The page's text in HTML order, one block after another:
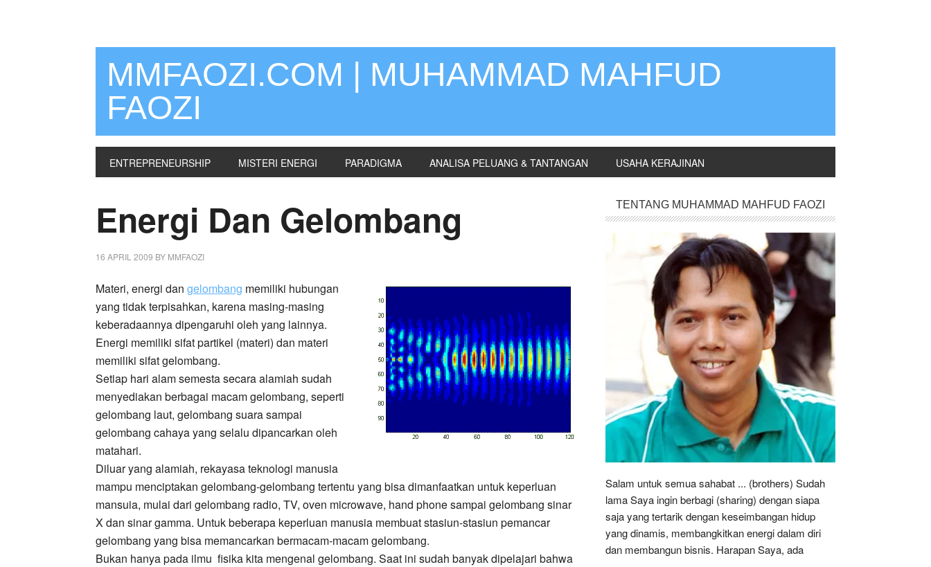
MMFAOZI.COM | MUHAMMAD MAHFUD
FAOZI
ENTREPRENEURSHIP MISTERI ENERGI PARADIGMA ANALISA PELUANG & TANTANGAN USAHA KERAJINAN
Energi Dan Gelombang
16 APRIL 2009 BY MMFAOZI
Materi, energi dan gelombang memiliki hubungan
yang tidak terpisahkan, karena masing-masing
keberadaannya dipengaruhi oleh yang lainnya.
Energi memiliki sifat partikel (materi) dan materi
memiliki sifat gelombang.
Setiap hari alam semesta secara alamiah sudah
menyediakan berbagai macam gelombang, seperti
gelombang laut, gelombang suara sampai
gelombang cahaya yang selalu dipancarkan oleh
matahari.
Diluar yang alamiah, rekayasa teknologi manusia
mampu menciptakan gelombang-gelombang tertentu yang bisa dimanfaatkan untuk keperluan
mansuia, mulai dari gelombang radio, TV, oven microwave, hand phone sampai gelombang sinar
X dan sinar gamma. Untuk beberapa keperluan manusia membuat stasiun-stasiun pemancar
gelombang yang bisa memancarkan bermacam-macam gelombang.
Bukan hanya pada ilmu fisika kita mengenal gelombang. Saat ini sudah banyak dipelajari bahwa
TENTANG MUHAMMAD MAHFUD FAOZI
Salam untuk semua sahabat ... (brothers) Sudah
lama Saya ingin berbagi (sharing) dengan siapa
saja yang tertarik dengan keseimbangan hidup
yang dinamis, membangkitkan energi dalam diri
dan membangun bisnis. Harapan Saya, ada